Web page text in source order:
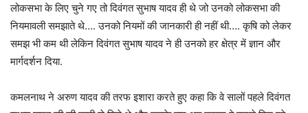
लोकसभा के लिए चुने गए तो दिवंगत सुभाष यादव ही थे जो उनको लोकसभा की
नियमावली समझाते थे…. उनको नियमों की जानकारी ही नहीं थी…. कृषि को लेकर
समझ भी कम थी लेकिन दिवंगत सुभाष यादव ने ही उनको हर क्षेत्र में ज्ञान और
मार्गदर्शन दिया.
कमलनाथ ने अरुण यादव की तरफ इशारा करते हुए कहा कि वे सालों पहले दिवंगत